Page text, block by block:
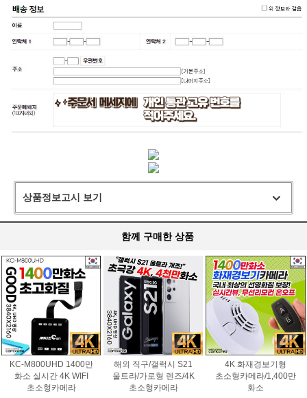
상품정보고시 보기
함께 구매한 상품
KC-M800UHD 1400만
화소 실시간 4K WIFI
초소형카메라
해외 직구/갤럭시 S21
울트라/가로형 렌즈/4K
초소형카메라
4K 화재경보기형
초소형카메라/1,400만
화소